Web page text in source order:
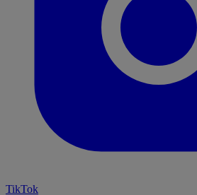
TikTok